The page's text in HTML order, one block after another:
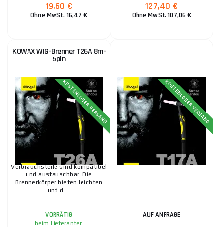
19,60 €
Ohne MwSt. 16,47 €
127,40 €
Ohne MwSt. 107,06 €
KOWAX WIG-Brenner T26A 8m-
5pin
KOSTENLOSER VERSAND
Verbrauchsteile sind kompatibel
und austauschbar. Die
Brennerkörper bieten leichten
und d ...
VORRÄTIG
beim Lieferanten
KOSTENLOSER VERSAND
AUF ANFRAGE